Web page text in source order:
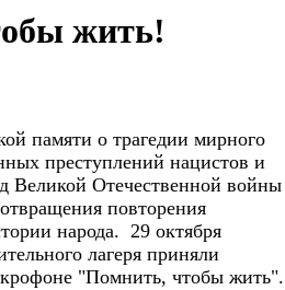
жить!
памяти о трагедии мирного
преступлений нацистов и
Великой Отечественной войны
повторения
народа. 29 октября
лагеря приняли
"Помнить, чтобы жить".